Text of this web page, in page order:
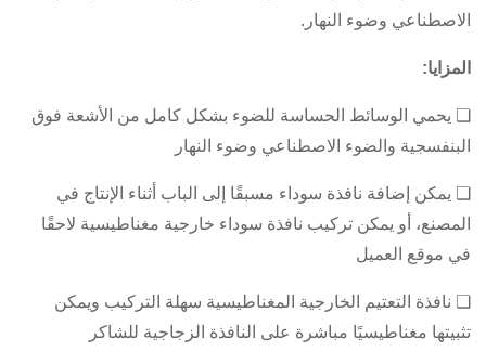
الاصطناعي وضوء النهار.
المزايا:
❏ يحمي الوسائط الحساسة للضوء بشكل كامل من الأشعة فوق
البنفسجية والضوء الاصطناعي وضوء النهار
❏ يمكن إضافة نافذة سوداء مسبقًا إلى الباب أثناء الإنتاج في
المصنع، أو يمكن تركيب نافذة سوداء خارجية مغناطيسية لاحقًا
في موقع العميل
❏ نافذة التعتيم الخارجية المغناطيسية سهلة التركيب ويمكن
تثبيتها مغناطيسيًا مباشرة على النافذة الزجاجية للشاكر